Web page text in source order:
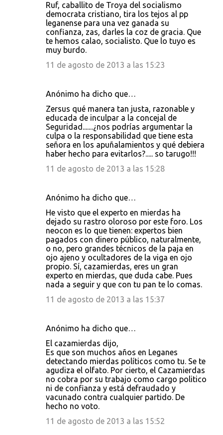
Ruf, caballito de Troya del socialismo
democrata cristiano, tira los tejos al pp
leganense para una vez ganada su
confianza, zas, darles la coz de gracia. Que
te hemos calao, socialisto. Que lo tuyo es
muy burdo.
11 de agosto de 2013 a las 15:23
Anónimo ha dicho que…
Zersus qué manera tan justa, razonable y
educada de inculpar a la concejal de
Seguridad.......¿nos podrías argumentar la
culpa o la responsabilidad que tiene esta
señora en los apuñalamientos y qué debiera
haber hecho para evitarlos?..... so tarugo!!!
11 de agosto de 2013 a las 15:28
Anónimo ha dicho que…
He visto que el experto en mierdas ha
dejado su rastro oloroso por este foro. Los
neocon es lo que tienen: expertos bien
pagados con dinero público, naturalmente,
o no, pero grandes técnicos de la paja en
ojo ajeno y ocultadores de la viga en ojo
propio. Sí, cazamierdas, eres un gran
experto en mierdas, que duda cabe. Pues
nada a seguir y que con tu pan te lo comas.
11 de agosto de 2013 a las 15:37
Anónimo ha dicho que…
El cazamierdas dijo,
Es que son muchos años en Leganes
detectando mierdas políticos como tu. Se te
agudiza el olfato. Por cierto, el Cazamierdas
no cobra por su trabajo como cargo politico
ni de confianza y está defraudado y
vacunado contra cualquier partido. De
hecho no voto.
11 de agosto de 2013 a las 15:52